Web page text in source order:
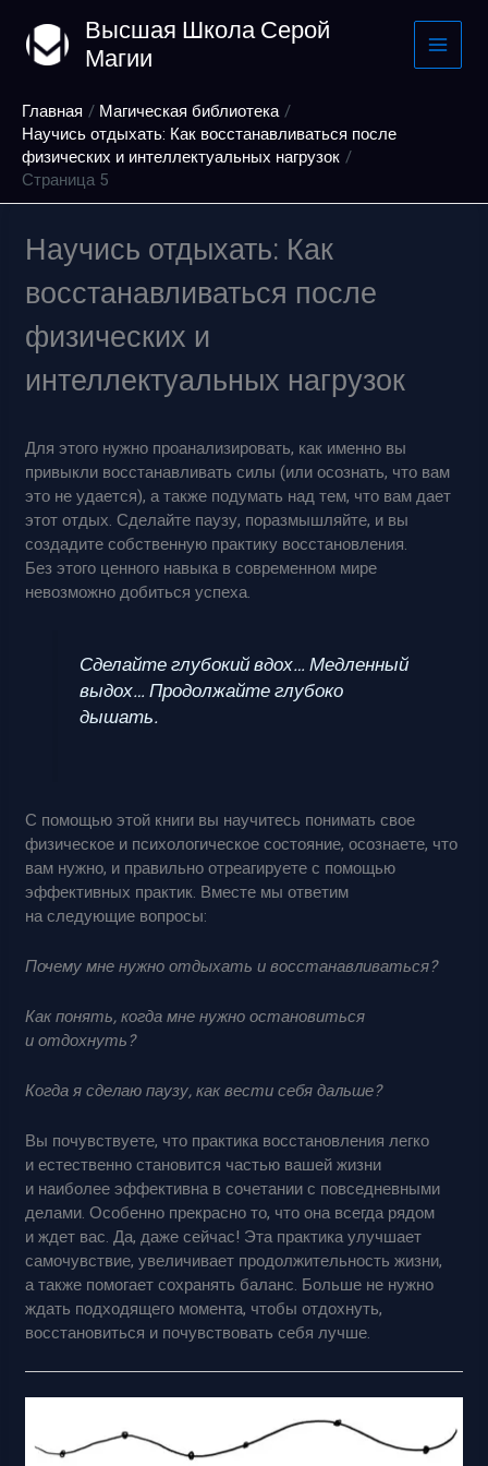
содержимому
Высшая Школа Серой
Магии
Главная
Магическая библиотека
Научись отдыхать: Как восстанавливаться после
физических и интеллектуальных нагрузок
Страница 5
Научись отдыхать: Как
восстанавливаться после
физических и
интеллектуальных нагрузок
Для этого нужно проанализировать, как именно вы
привыкли восстанавливать силы (или осознать, что вам
это не удается), а также подумать над тем, что вам дает
этот отдых. Сделайте паузу, поразмышляйте, и вы
создадите собственную практику восстановления.
Без этого ценного навыка в современном мире
невозможно добиться успеха.
Сделайте глубокий вдох… Медленный
выдох… Продолжайте глубоко
дышать.
С помощью этой книги вы научитесь понимать свое
физическое и психологическое состояние, осознаете, что
вам нужно, и правильно отреагируете с помощью
эффективных практик. Вместе мы ответим
на следующие вопросы:
Почему мне нужно отдыхать и восстанавливаться?
Как понять, когда мне нужно остановиться
и отдохнуть?
Когда я сделаю паузу, как вести себя дальше?
Вы почувствуете, что практика восстановления легко
и естественно становится частью вашей жизни
и наиболее эффективна в сочетании с повседневными
делами. Особенно прекрасно то, что она всегда рядом
и ждет вас. Да, даже сейчас! Эта практика улучшает
самочувствие, увеличивает продолжительность жизни,
а также помогает сохранять баланс. Больше не нужно
ждать подходящего момента, чтобы отдохнуть,
восстановиться и почувствовать себя лучше.